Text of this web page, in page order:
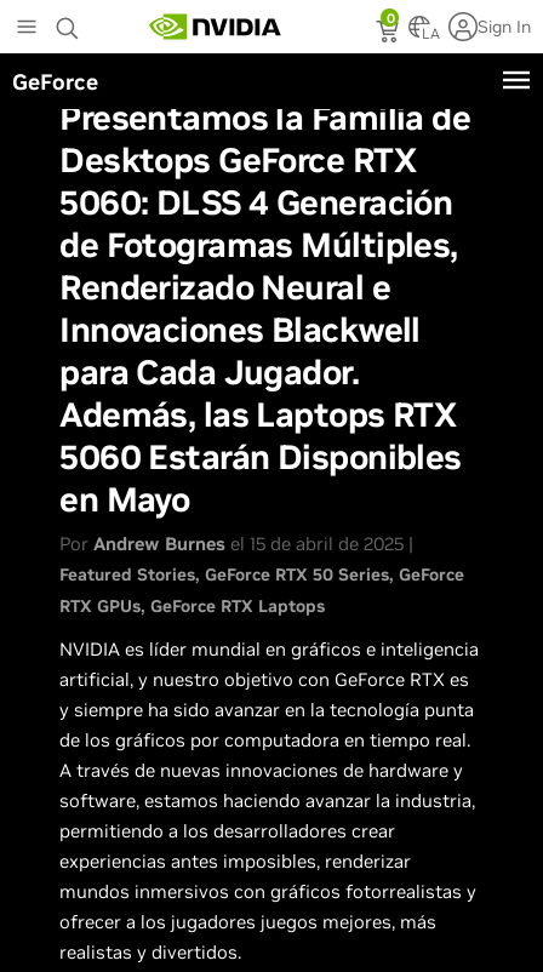
to
main
content
0
LA Sign In
GeForce
Presentamos la Familia de
Desktops GeForce RTX
5060: DLSS 4 Generación
de Fotogramas Múltiples,
Renderizado Neural e
Innovaciones Blackwell
para Cada Jugador.
Además, las Laptops RTX
5060 Estarán Disponibles
en Mayo
PorAndrew Burnes el 15 de abril de 2025 |
Featured Stories GeForce RTX 50 Series GeForce
RTX GPUs GeForce RTX Laptops
NVIDIA es líder mundial en gráficos e inteligencia
artificial, y nuestro objetivo con GeForce RTX es
y siempre ha sido avanzar en la tecnología punta
de los gráficos por computadora en tiempo real.
A través de nuevas innovaciones de hardware y
software, estamos haciendo avanzar la industria,
permitiendo a los desarrolladores crear
experiencias antes imposibles, renderizar
mundos inmersivos con gráficos fotorrealistas y
ofrecer a los jugadores juegos mejores, más
realistas y divertidos.